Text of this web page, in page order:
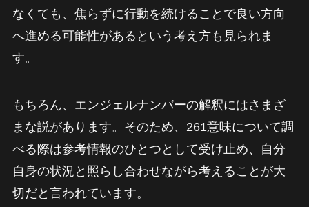
なくても、焦らずに行動を続けることで良い方向
へ進める可能性があるという考え方も見られま
す。
もちろん、エンジェルナンバーの解釈にはさまざ
まな説があります。そのため、261意味について調
べる際は参考情報のひとつとして受け止め、自分
自身の状況と照らし合わせながら考えることが大
切だと言われています。